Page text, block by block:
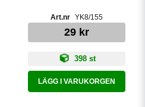
YK8/155
29 kr
398 st
LÄGG I VARUKORGEN